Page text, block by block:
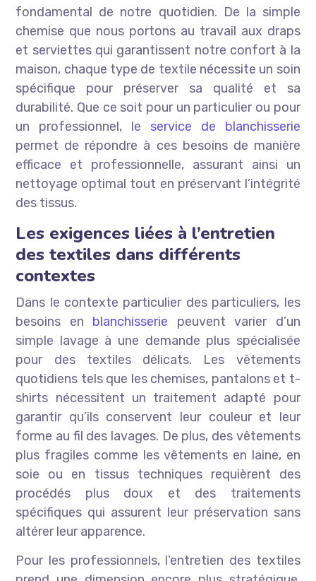
fondamental de notre quotidien. De la simple
chemise que nous portons au travail aux draps
et serviettes qui garantissent notre confort à la
maison, chaque type de textile nécessite un soin
spécifique pour préserver sa qualité et sa
durabilité. Que ce soit pour un particulier ou pour
un professionnel, le service de blanchisserie
permet de répondre à ces besoins de manière
efficace et professionnelle, assurant ainsi un
nettoyage optimal tout en préservant l’intégrité
des tissus.
Les exigences liées à l’entretien
des textiles dans différents
contextes
Dans le contexte particulier des particuliers, les
besoins en blanchisserie peuvent varier d’un
simple lavage à une demande plus spécialisée
pour des textiles délicats. Les vêtements
quotidiens tels que les chemises, pantalons et t-
shirts nécessitent un traitement adapté pour
garantir qu’ils conservent leur couleur et leur
forme au fil des lavages. De plus, des vêtements
plus fragiles comme les vêtements en laine, en
soie ou en tissus techniques requièrent des
procédés plus doux et des traitements
spécifiques qui assurent leur préservation sans
altérer leur apparence.
Pour les professionnels, l’entretien des textiles